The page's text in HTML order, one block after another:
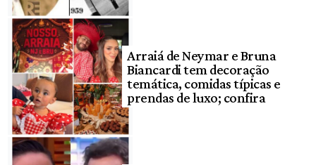
Arraiá de Neymar e Bruna
Biancardi tem decoração
temática, comidas típicas e
prendas de luxo; confira